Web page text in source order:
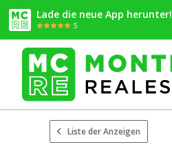
Lade die neue App herunter!
5
Liste der Anzeigen